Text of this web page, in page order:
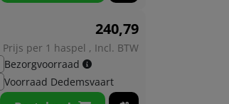
240,79
Prijs per 1 haspel , Incl. BTW
Bezorgvoorraad
Voorraad Dedemsvaart